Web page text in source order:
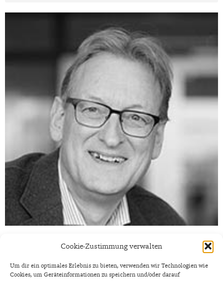
Cookie-Zustimmung verwalten
Um dir ein optimales Erlebnis zu bieten, verwenden wir Technologien wie
Cookies, um Geräteinformationen zu speichern und/oder darauf
(00 31) 651 07 03 78
E-Mail:heijsmo@xs4all.nl